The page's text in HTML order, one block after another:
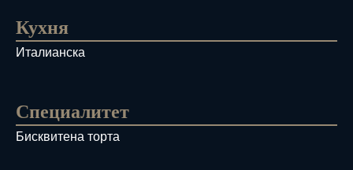
Кухня
италианска
Специалитет
Бисквитена торта